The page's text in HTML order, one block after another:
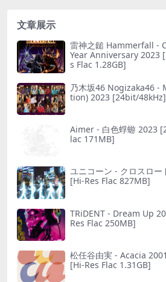
文章展示
雷神之鎚 Hammerfall -
Year Anniversary 2023
s Flac 1.28GB]
乃木坂46 Nogizaka46 -
tion) 2023 [24bit/
Aimer - 白色蜉蝣 2023
lac 171MB]
ユニコーン - クロスロ
[Hi-Res Flac 827MB]
TRiDENT - Dream Up
Res Flac 250MB]
松任谷由実 - Acacia
[Hi-Res Flac 1.31GB]